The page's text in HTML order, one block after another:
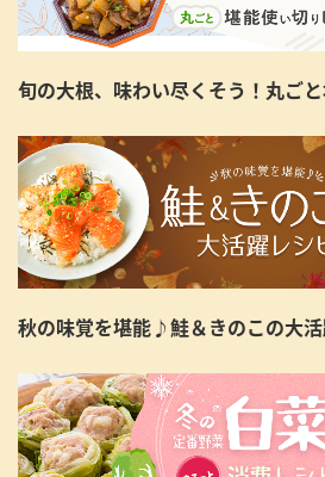
旬の大根、味わい尽くそう！丸ご
秋の味覚を堪能♪鮭＆きのこの大